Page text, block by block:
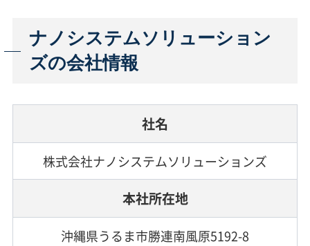
ナノシステムソリューション
ズの会社情報
社名
株式会社ナノシステムソリューションズ
本社所在地
沖縄県うるま市勝連南風原5192-8